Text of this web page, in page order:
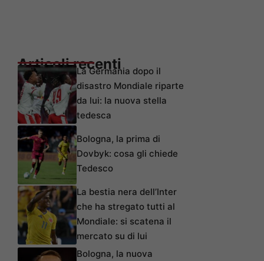
Articoli recenti
La Germania dopo il
disastro Mondiale riparte
da lui: la nuova stella
tedesca
Bologna, la prima di
Dovbyk: cosa gli chiede
Tedesco
La bestia nera dell’Inter
che ha stregato tutti al
Mondiale: si scatena il
mercato su di lui
Bologna, la nuova